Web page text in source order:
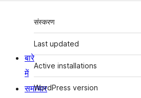
मेटा
संस्करण
Last updated
Active installations
WordPress version
बारे
में
समाचार